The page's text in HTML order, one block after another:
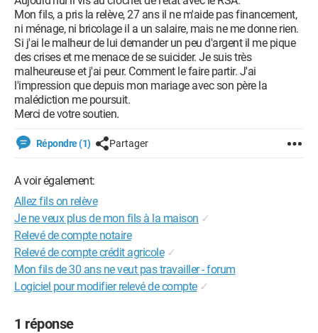
Mon fils, a pris la relève, 27 ans il ne m'aide pas financement,
ni ménage, ni bricolage il a un salaire, mais ne me donne rien.
Si j'ai le malheur de lui demander un peu d'argent il me pique
des crises et me menace de se suicider. Je suis très
malheureuse et j'ai peur. Comment le faire partir. J'ai
l'impression que depuis mon mariage avec son père la
malédiction me poursuit.
Merci de votre soutien.
Répondre (1) Partager
A voir également:
Allez fils on relève
Je ne veux plus de mon fils à la maison ✓
Relevé de compte notaire
Relevé de compte crédit agricole ✓
Mon fils de 30 ans ne veut pas travailler - forum
Logiciel pour modifier relevé de compte ✓
1 réponse